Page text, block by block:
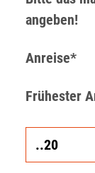
angeben!
Anreise*
Frühester